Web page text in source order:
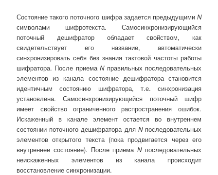
Состояние такого поточного шифра задается предыдущими N
символами шифротекста. Самосинхронизирующийся
поточный дешифратор обладает свойством, как
свидетельствует его название, автоматически
синхронизировать себя без знания тактовой частоты работы
шифратора. После приемаNправильных последовательных
элементов из канала состояние дешифратора становится
идентичным состоянию шифратора, т.е. синхронизация
установлена. Самосинхронизирующийся поточный шифр
имеет свойство ограниченного распространения ошибок.
Искаженный в канале элемент остается во внутреннем
состоянии поточного дешифратора для N последовательных
элементов открытого текста (пока продвигается через его
внутреннее состояние). После приемаN последовательных
неискаженных элементов из канала происходит
восстановление синхронизации.